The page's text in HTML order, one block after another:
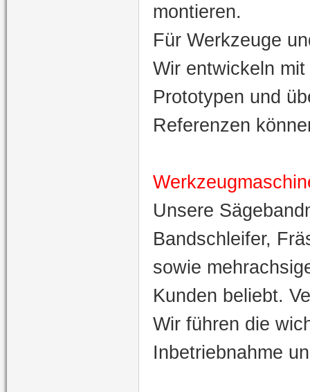
montieren.
Für Werkzeuge
Wir entwickeln
Prototypen und
Referenzen
Unsere
Bandschleifer,
sowie
Kunden beliebt.
Wir führen die
Inbetriebnahme